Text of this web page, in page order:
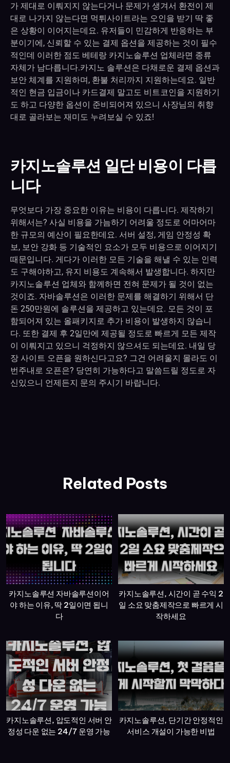
가 제대로 이뤄지지 않는다거나 문제가 생겨서 환전이 제
대로 나가지 않는다면 먹튀사이트라는 오인을 받기 딱 좋
은 상황이 이어지는데요. 유저들이 민감하게 반응하는 부
분이기에, 신뢰할 수 있는 결제 옵션을 제공하는 것이 필수
적인데 이러한 점도 베테랑 카지노솔루션 업체라면 종류
자체가 남다릅니다.카지노 솔루션은 다채로운 결제 옵션과
보안 체계를 지원하며, 환불 처리까지 지원하는데요. 일반
적인 현금 입금이나 카드결제 말고도 비트코인을 지원하기
도 하고 다양한 옵션이 준비되어져 있으니 사장님의 취향
대로 골라보는 재미도 누려보실 수 있죠!
카지노솔루션 일단 비용이 다릅
니다
무엇보다 가장 중요한 이유는 비용이 다릅니다. 제작하기
위해서는? 사실 비용을 가늠하기 어려울 정도로 어마어마
한 규모의 예산이 필요한데요. 서버 설정, 게임 안정성 확
보, 보안 강화 등 기술적인 요소가 모두 비용으로 이어지기
때문입니다. 게다가 이러한 모든 기술을 해낼 수 있는 인력
도 구해야하고, 유지 비용도 계속해서 발생합니다. 하지만
카지노솔루션 업체와 함께하면 전혀 문제가 될 것이 없는
것이죠. 자바솔루션은 이러한 문제를 해결하기 위해서 단
돈 250만원에 솔루션을 제공하고 있는데요. 모든 것이 포
함되어져 있는 올패키지로 추가 비용이 발생하지 않습니
다. 또한 결제 후 2일만에 제공될 정도로 빠르게 모든 제작
이 이뤄지고 있으니 걱정하지 않으셔도 되는데요. 내일 당
장 사이트 오픈을 원하신다고요? 그건 어려울지 몰라도 이
번주내로 오픈은? 당연히 가능하다고 말씀드릴 정도로 자
신있으니 언제든지 문의 주시기 바랍니다.
Related Posts
카지노솔루션 자바솔루션이어
야 하는 이유, 딱 2일이면 됩니
다
카지노솔루션, 시간이 곧 수익 2
일 소요 맞춤제작으로 빠르게 시
작하세요
카지노솔루션, 압도적인 서버 안
정성 다운 없는 24/7 운영 가능
카지노솔루션, 단기간 안정적인
서비스 개설이 가능한 비법